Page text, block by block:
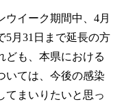
ウイーク期間中、4月
5月31日まで延長の方
ども、本県における
いては、今後の感染
てまいりたいと思っ